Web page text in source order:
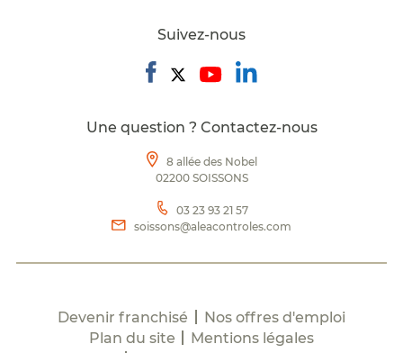
Suivez-nous
Une question ? Contactez-nous
8 allée des Nobel
02200 SOISSONS
03 23 93 21 57
soissons@aleacontroles.com
Devenir franchisé
Nos offres d'emploi
Plan du site
Mentions légales